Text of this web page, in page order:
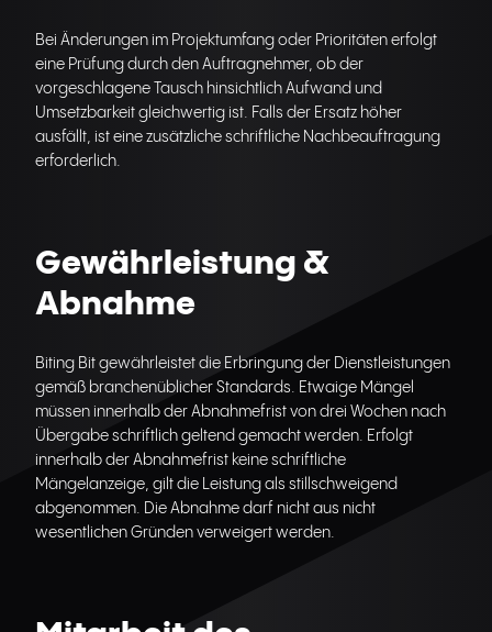
Bei Änderungen im Projektumfang oder Prioritäten erfolgt
eine Prüfung durch den Auftragnehmer, ob der
vorgeschlagene Tausch hinsichtlich Aufwand und
Umsetzbarkeit gleichwertig ist. Falls der Ersatz höher
ausfällt, ist eine zusätzliche schriftliche Nachbeauftragung
erforderlich.
Gewährleistung &
Abnahme
Biting Bit gewährleistet die Erbringung der Dienstleistungen
gemäß branchenüblicher Standards. Etwaige Mängel
müssen innerhalb der Abnahmefrist von drei Wochen nach
Übergabe schriftlich geltend gemacht werden. Erfolgt
innerhalb der Abnahmefrist keine schriftliche
Mängelanzeige, gilt die Leistung als stillschweigend
abgenommen. Die Abnahme darf nicht aus nicht
wesentlichen Gründen verweigert werden.